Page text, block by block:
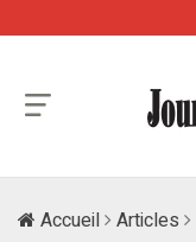
Accueil Articles